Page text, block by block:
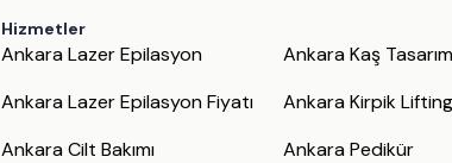
Hizmetler
Ankara Lazer Epilasyon
Ankara Lazer Epilasyon Fiyatı
Ankara Cilt Bakımı
Ankara Kaş
Ankara Kirpik Lifting
Ankara Pedikür